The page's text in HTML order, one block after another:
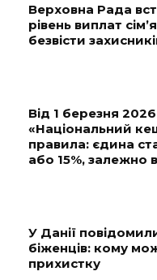
Верховна Рада
рівень виплат
безвісти
Від 1 березня
«Національний
правила: єдина
або 15%, залежно
У Данії
біженців: кому
прихистку